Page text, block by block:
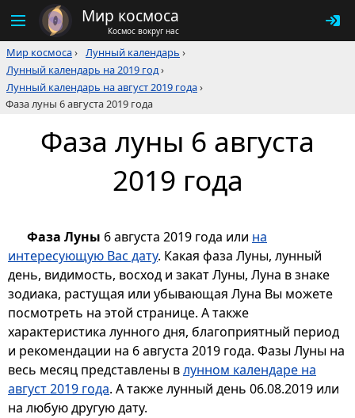
Мир космоса
Космос вокруг нас
Мир космоса› Лунный календарь ›
Лунный календарь на 2019 год›
Лунный календарь на август 2019 года›
Фаза луны 6 августа 2019 года
Фаза луны 6 августа
2019 года
Фаза Луны 6 августа 2019 года или на
интересующую Вас дату. Какая фаза Луны, лунный
день, видимость, восход и закат Луны, Луна в знаке
зодиака, растущая или убывающая Луна Вы можете
посмотреть на этой странице. А также
характеристика лунного дня, благоприятный период
и рекомендации на 6 августа 2019 года. Фазы Луны на
весь месяц представлены влунном календаре на
август 2019 года. А также лунный день 06.08.2019 или
на любую другую дату.